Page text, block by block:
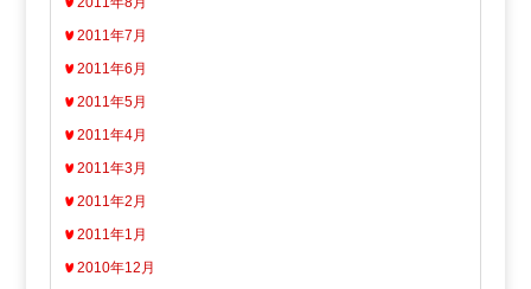
2011年7月
2011年6月
2011年5月
2011年4月
2011年3月
2011年2月
2011年1月
2010年12月